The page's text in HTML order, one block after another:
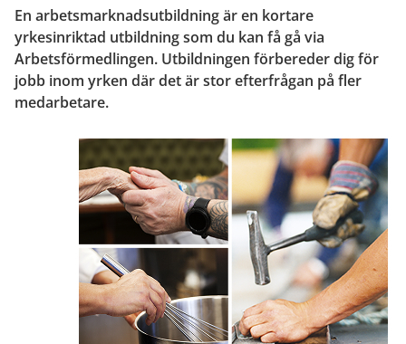
En arbetsmarknadsutbildning är en kortare
yrkesinriktad utbildning som du kan få gå via
Arbetsförmedlingen. Utbildningen förbereder dig för
jobb inom yrken där det är stor efterfrågan på fler
medarbetare.